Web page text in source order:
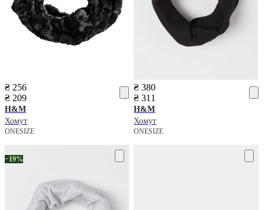
₴ 256
₴ 209
H&M
Хомут
ONESIZE
₴ 380
₴ 311
H&M
Хомут
ONESIZE
−19%